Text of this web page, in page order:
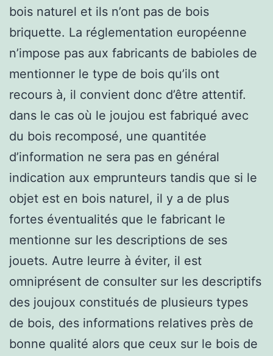
bois naturel et ils n’ont pas de bois
briquette. La réglementation européenne
n’impose pas aux fabricants de babioles de
mentionner le type de bois qu’ils ont
recours à, il convient donc d’être attentif.
dans le cas où le joujou est fabriqué avec
du bois recomposé, une quantitée
d’information ne sera pas en général
indication aux emprunteurs tandis que si le
objet est en bois naturel, il y a de plus
fortes éventualités que le fabricant le
mentionne sur les descriptions de ses
jouets. Autre leurre à éviter, il est
omniprésent de consulter sur les descriptifs
des joujoux constitués de plusieurs types
de bois, des informations relatives près de
bonne qualité alors que ceux sur le bois de